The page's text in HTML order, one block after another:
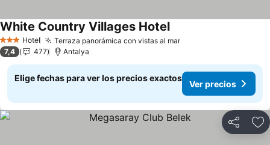
3 Estrellas
Hotel Terraza panorámica con vistas al marVer precios
White Country Villages HotelVer precios
7,4 477 Antalya
Elige fechas para ver los precios exactos
Ver precios
Compartir